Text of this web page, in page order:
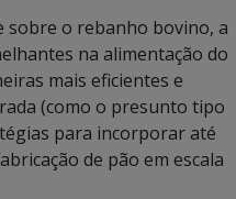
sobre o rebanho bovino, a
na alimentação do
mais eficientes e
(como o presunto tipo
para incorporar até
de pão em escala